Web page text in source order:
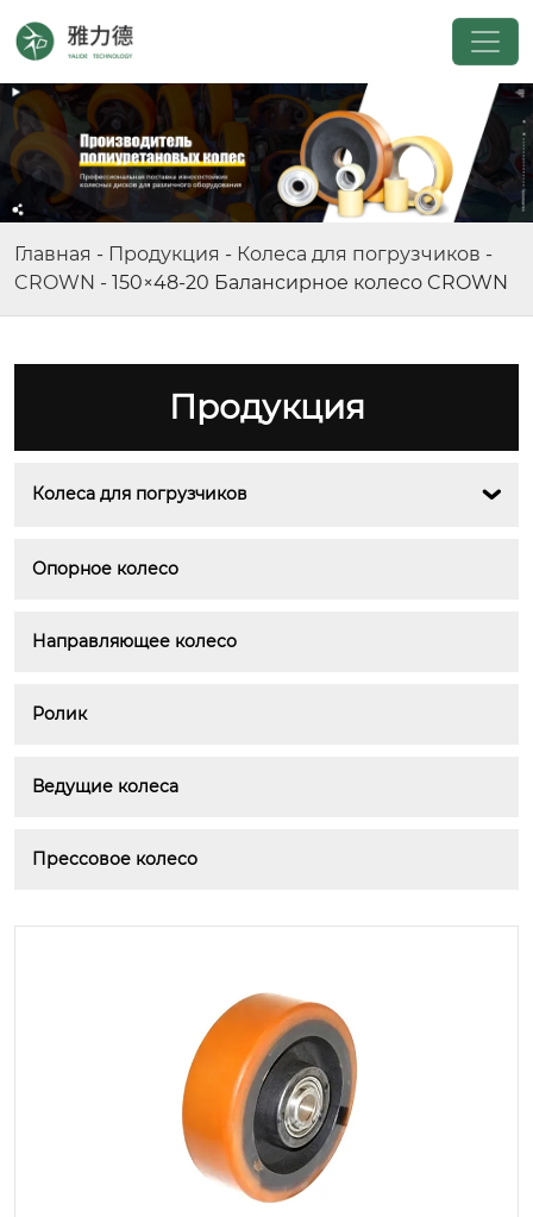
Главная - Продукция - Колеса для погрузчиков -
CROWN - 150×48-20 Балансирное колесо CROWN
Продукция
Колеса для погрузчиков 
Опорное колесо
Направляющее колесо
Ролик
Ведущие колеса
Прессовое колесо